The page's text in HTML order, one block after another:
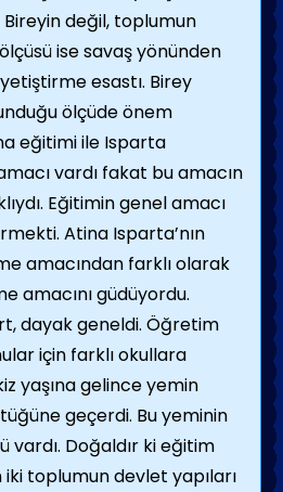
değil, toplumun
ise savaş yönünden
esastı. Birey
ölçüde önem
eğitimi ile Isparta
vardı fakat bu amacın
Eğitimin genel amacı
Atina Isparta’nın
amacından farklı olarak
amacını güdüyordu.
dayak geneldi. Öğretim
için farklı okullara
yaşına gelince yemin
geçerdi. Bu yeminin
vardı. Doğaldır ki eğitim
toplumun devlet yapıları